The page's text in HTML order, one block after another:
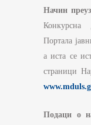
Начин
Конкурсна
Портала
а иста се
страници
Подаци о